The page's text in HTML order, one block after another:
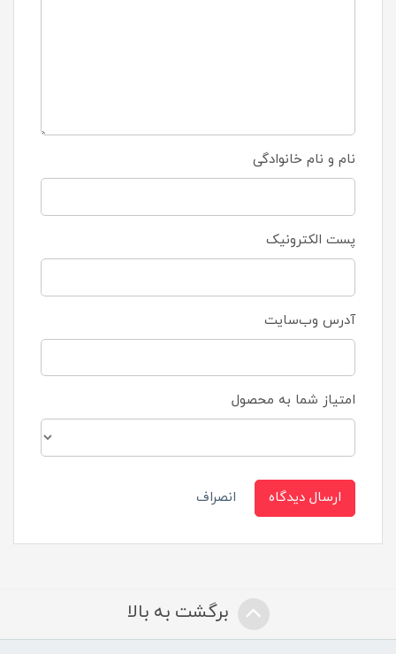
نام و نام خانوادگی
پست الکترونیک
آدرس وب‌سایت
امتیاز شما به محصول
ارسال دیدگاه انصراف
برگشت به بالا